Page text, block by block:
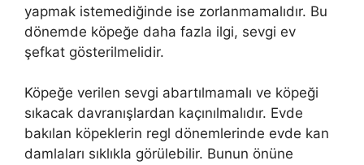
yapmak istemediğinde ise zorlanmamalıdır. Bu
dönemde köpeğe daha fazla ilgi, sevgi ev
şefkat gösterilmelidir.
Köpeğe verilen sevgi abartılmamalı ve köpeği
sıkacak davranışlardan kaçınılmalıdır. Evde
bakılan köpeklerin regl dönemlerinde evde kan
damlaları sıklıkla görülebilir. Bunun önüne